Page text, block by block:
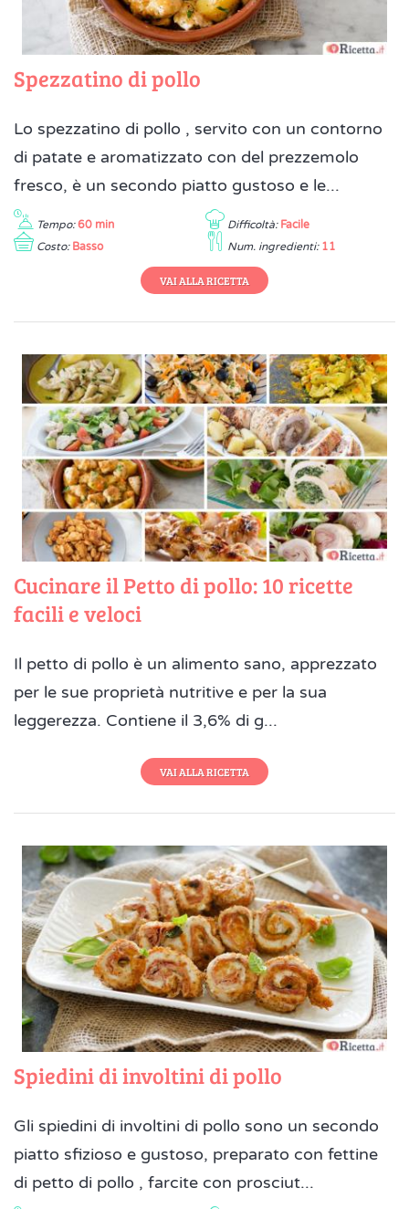
Spezzatino di pollo
Lo spezzatino di pollo , servito con un contorno
di patate e aromatizzato con del prezzemolo
fresco, è un secondo piatto gustoso e le...
Tempo: 60 min Difficoltà: Facile
Costo: Basso Num. ingredienti: 11
VAI ALLA RICETTA
Cucinare il Petto di pollo: 10 ricette
facili e veloci
Il petto di pollo è un alimento sano, apprezzato
per le sue proprietà nutritive e per la sua
leggerezza. Contiene il 3,6% di g...
VAI ALLA RICETTA
Spiedini di involtini di pollo
Gli spiedini di involtini di pollo sono un secondo
piatto sfizioso e gustoso, preparato con fettine
di petto di pollo , farcite con prosciut...